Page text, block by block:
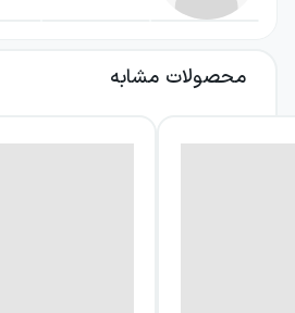
زاویه دید جان، نویسنده‌ای
است با فشارهای بیرونی و
محصولات مشابه